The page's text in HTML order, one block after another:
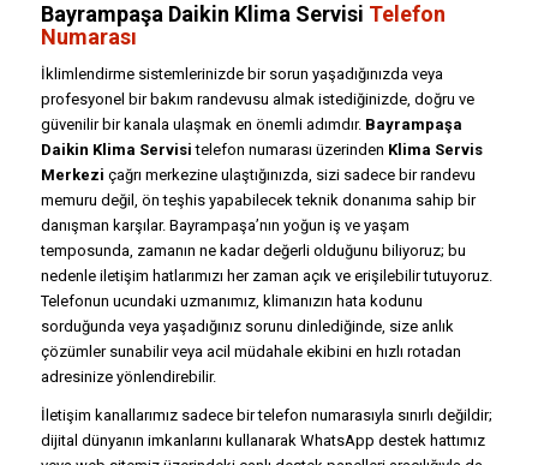
Bayrampaşa Daikin Klima Servisi Telefon
Numarası
İklimlendirme sistemlerinizde bir sorun yaşadığınızda veya
profesyonel bir bakım randevusu almak istediğinizde, doğru ve
güvenilir bir kanala ulaşmak en önemli adımdır. Bayrampaşa
Daikin Klima Servisi telefon numarası üzerinden Klima Servis
Merkezi çağrı merkezine ulaştığınızda, sizi sadece bir randevu
memuru değil, ön teşhis yapabilecek teknik donanıma sahip bir
danışman karşılar. Bayrampaşa’nın yoğun iş ve yaşam
temposunda, zamanın ne kadar değerli olduğunu biliyoruz; bu
nedenle iletişim hatlarımızı her zaman açık ve erişilebilir tutuyoruz.
Telefonun ucundaki uzmanımız, klimanızın hata kodunu
sorduğunda veya yaşadığınız sorunu dinlediğinde, size anlık
çözümler sunabilir veya acil müdahale ekibini en hızlı rotadan
adresinize yönlendirebilir.
İletişim kanallarımız sadece bir telefon numarasıyla sınırlı değildir;
dijital dünyanın imkanlarını kullanarak WhatsApp destek hattımız